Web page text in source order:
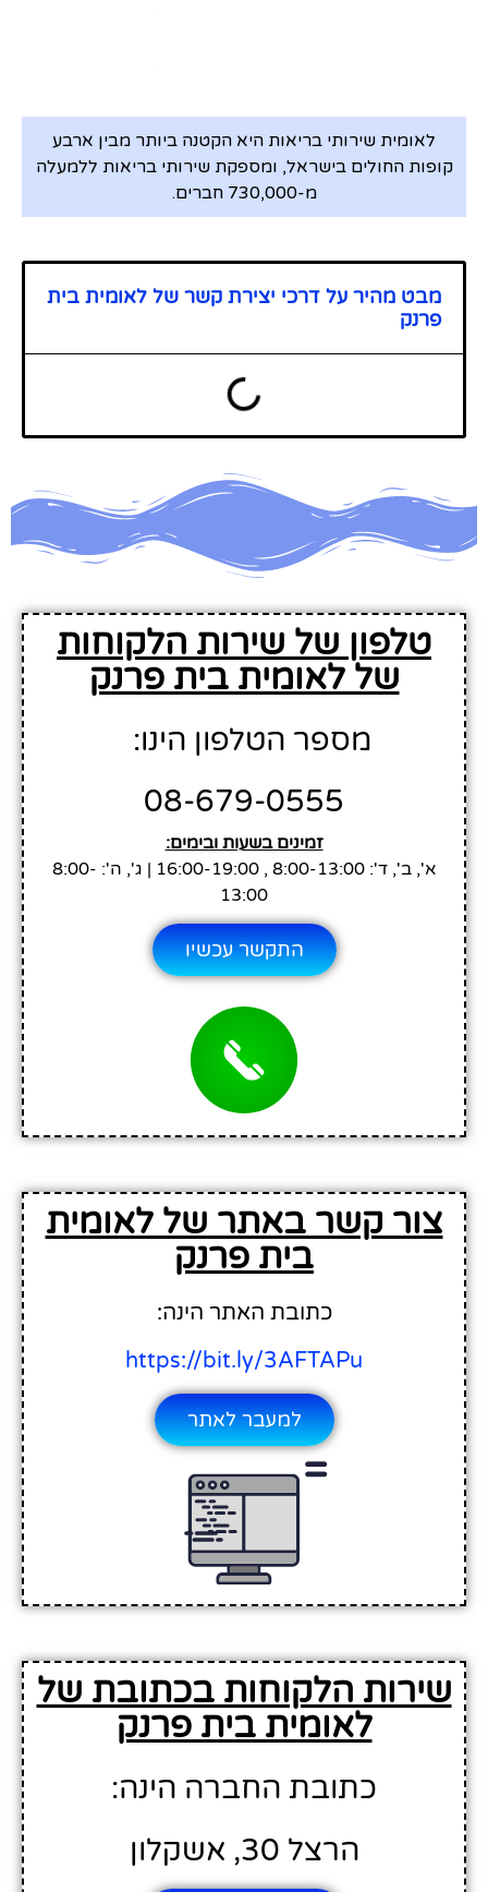
לאומית שירותי בריאות היא הקטנה ביותר מבין ארבע
קופות החולים בישראל, ומספקת שירותי בריאות ללמעלה
מ-730,000 חברים.
מבט מהיר על דרכי יצירת קשר של לאומית בית
פרנק
טלפון של שירות הלקוחות
של לאומית בית פרנק
מספר הטלפון הינו:
08-679-0555
זמינים בשעות ובימים:
א', ב', ד': 8:00-13:00 , 16:00-19:00 | ג', ה': 8:00-
13:00
התקשר עכשיו
צור קשר באתר של לאומית
בית פרנק
כתובת האתר הינה:
https://bit.ly/3AFTAPu
למעבר לאתר
שירות הלקוחות בכתובת של
לאומית בית פרנק
כתובת החברה הינה:
הרצל 30, אשקלון